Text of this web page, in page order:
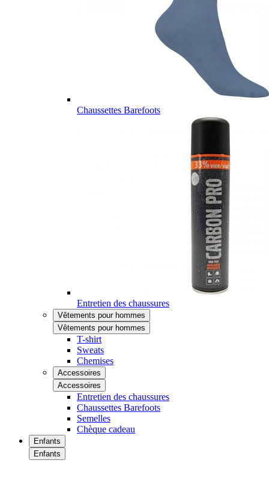
Chaussettes Barefoots
Entretien des chaussures
Vêtements pour hommes
Vêtements pour hommes
T-shirt
Sweats
Chemises
Accessoires
Accessoires
Entretien des chaussures
Chaussettes Barefoots
Semelles
Chèque cadeau
Enfants
Enfants